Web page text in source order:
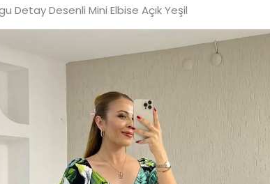
Detay Desenli Mini Elbise Açık Yeşil